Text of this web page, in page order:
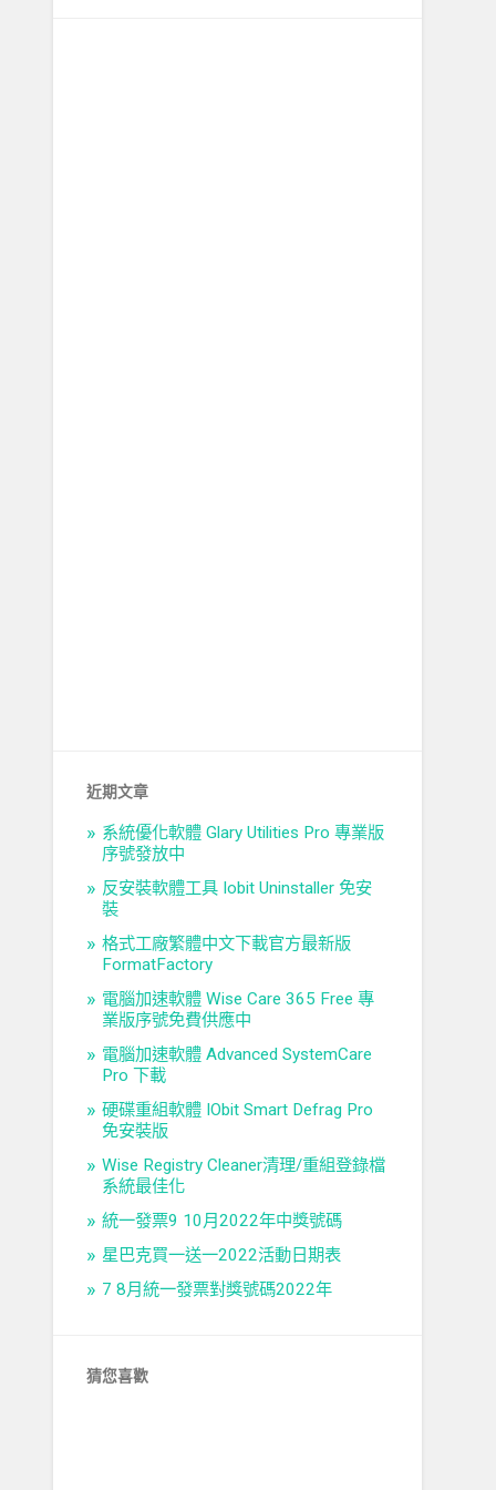
近期文章
系統優化軟體 Glary Utilities Pro 專業版
序號發放中
反安裝軟體工具 Iobit Uninstaller 免安
裝
格式工廠繁體中文下載官方最新版
FormatFactory
電腦加速軟體 Wise Care 365 Free 專
業版序號免費供應中
電腦加速軟體 Advanced SystemCare
Pro 下載
硬碟重組軟體 IObit Smart Defrag Pro
免安裝版
Wise Registry Cleaner清理/重組登錄檔
系統最佳化
統一發票9 10月2022年中獎號碼
星巴克買一送一2022活動日期表
7 8月統一發票對獎號碼2022年
猜您喜歡